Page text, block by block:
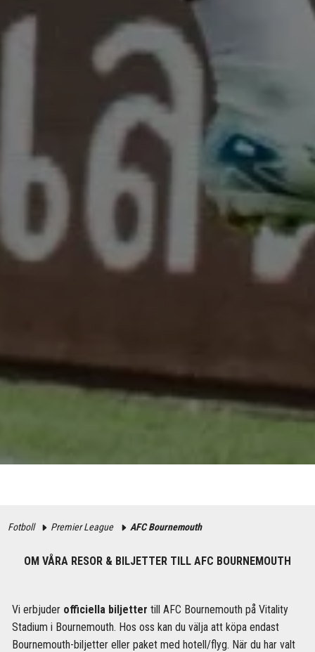
Fotboll Premier League AFC Bournemouth
OM VÅRA RESOR & BILJETTER TILL AFC BOURNEMOUTH
Vi erbjuder officiella biljetter till AFC Bournemouth på Vitality
Stadium i Bournemouth. Hos oss kan du välja att köpa endast
Bournemouth-biljetter eller paket med hotell/flyg. När du har valt